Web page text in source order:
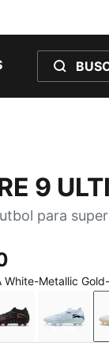
9
para
White-Metallic
Red-PUMA
PUMA Black-
Icy